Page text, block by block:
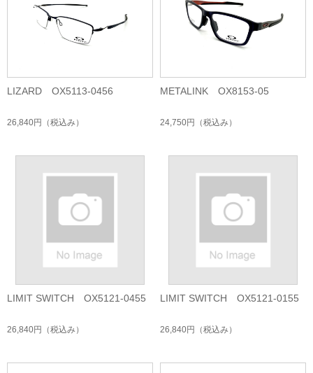
LIZARD OX5113-0456
26,840円 （税込み）
METALINK OX8153-05
24,750円 （税込み）
LIMIT SWITCH OX5121-0455
26,840円 （税込み）
LIMIT SWITCH OX5121-0155
26,840円 （税込み）